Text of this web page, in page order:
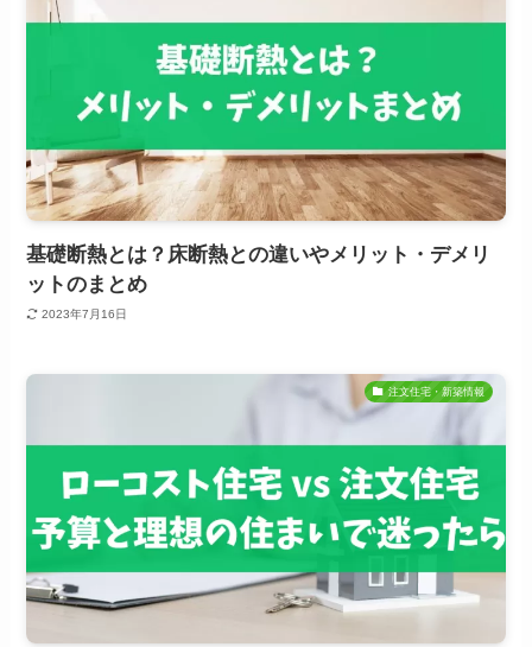
基礎断熱とは？床断熱との違いやメリット・デメリ
ットのまとめ
2023年7月16日
注文住宅・新築情報